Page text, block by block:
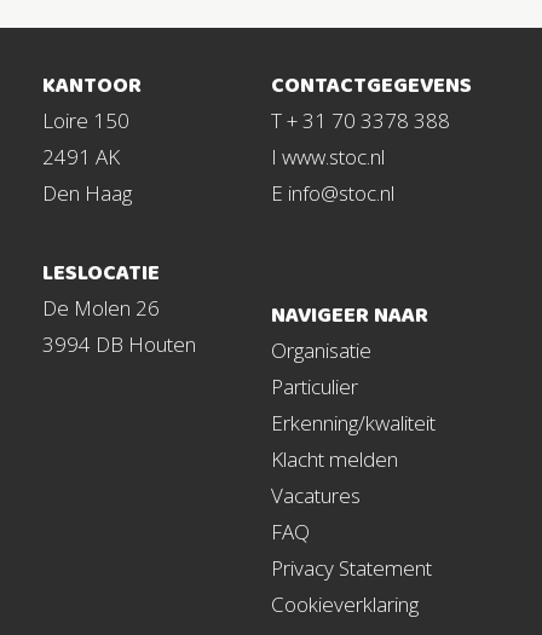
KANTOOR
Loire 150
2491 AK
Den Haag
LESLOCATIE
De Molen 26
3994 DB Houten
CONTACTGEGEVENS
T + 31 70 3378 388
I www.stoc.nl
E info@stoc.nl
NAVIGEER NAAR
Organisatie
Particulier
Erkenning/kwaliteit
Klacht melden
Vacatures
FAQ
Privacy Statement
Cookieverklaring